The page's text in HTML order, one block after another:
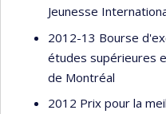
Jeunesse
2012-13 Bourse
études supérieures
de Montréal
2012 Prix pour la